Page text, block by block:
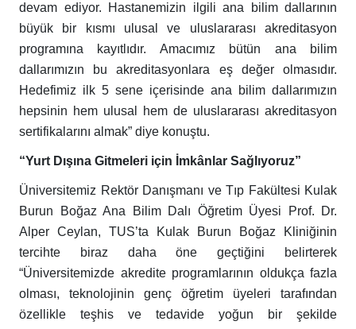
devam ediyor. Hastanemizin ilgili ana bilim dallarının
büyük bir kısmı ulusal ve uluslararası akreditasyon
programına kayıtlıdır. Amacımız bütün ana bilim
dallarımızın bu akreditasyonlara eş değer olmasıdır.
Hedefimiz ilk 5 sene içerisinde ana bilim dallarımızın
hepsinin hem ulusal hem de uluslararası akreditasyon
sertifikalarını almak” diye konuştu.
“Yurt Dışına Gitmeleri için İmkânlar Sağlıyoruz”
Üniversitemiz Rektör Danışmanı ve Tıp Fakültesi Kulak
Burun Boğaz Ana Bilim Dalı Öğretim Üyesi Prof. Dr.
Alper Ceylan, TUS’ta Kulak Burun Boğaz Kliniğinin
tercihte biraz daha öne geçtiğini belirterek
“Üniversitemizde akredite programlarının oldukça fazla
olması, teknolojinin genç öğretim üyeleri tarafından
özellikle teşhis ve tedavide yoğun bir şekilde